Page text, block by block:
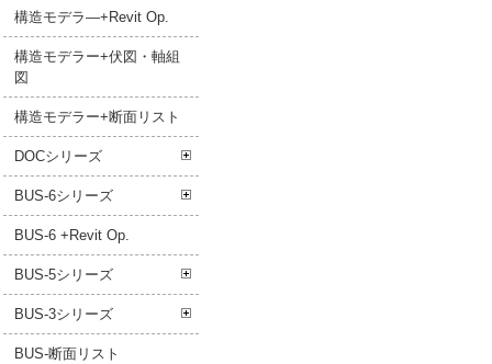
構造モデラ―+Revit Op.
構造モデラー+伏図・軸組
図
構造モデラー+断面リスト
DOCシリーズ
BUS-6シリーズ
BUS-6 +Revit Op.
BUS-5シリーズ
BUS-3シリーズ
BUS-断面リスト